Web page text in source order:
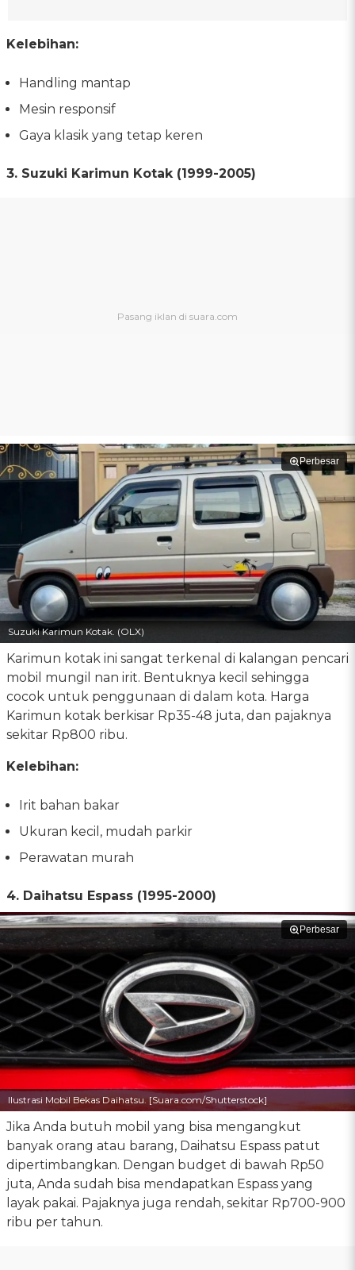
Kelebihan:
Handling mantap
Mesin responsif
Gaya klasik yang tetap keren
3. Suzuki Karimun Kotak (1999-2005)
Perbesar
Suzuki Karimun Kotak. (OLX)
Karimun kotak ini sangat terkenal di kalangan pencari
mobil mungil nan irit. Bentuknya kecil sehingga
cocok untuk penggunaan di dalam kota. Harga
Karimun kotak berkisar Rp35-48 juta, dan pajaknya
sekitar Rp800 ribu.
Kelebihan:
Irit bahan bakar
Ukuran kecil, mudah parkir
Perawatan murah
4. Daihatsu Espass (1995-2000)
Perbesar
Ilustrasi Mobil Bekas Daihatsu. [Suara.com/Shutterstock]
Jika Anda butuh mobil yang bisa mengangkut
banyak orang atau barang, Daihatsu Espass patut
dipertimbangkan. Dengan budget di bawah Rp50
juta, Anda sudah bisa mendapatkan Espass yang
layak pakai. Pajaknya juga rendah, sekitar Rp700-900
ribu per tahun.